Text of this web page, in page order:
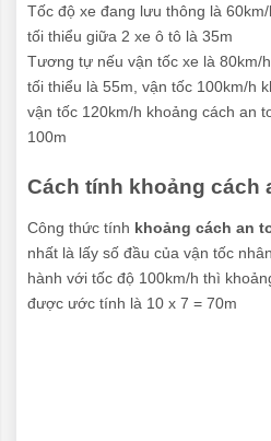
Tốc độ xe đang lưu thông là
tối thiểu giữa 2 xe ô tô là 35m
Tương tự nếu vận tốc xe là 80km/
tối thiểu là 55m, vận tốc 100km/h
vận tốc 120km/h khoảng cách an
100m
Cách tính khoảng cách
Công thức tính khoảng cách an
nhất là lấy số đầu của vận tốc
hành với tốc độ 100km/h thì
được ước tính là 10 x 7 = 70m